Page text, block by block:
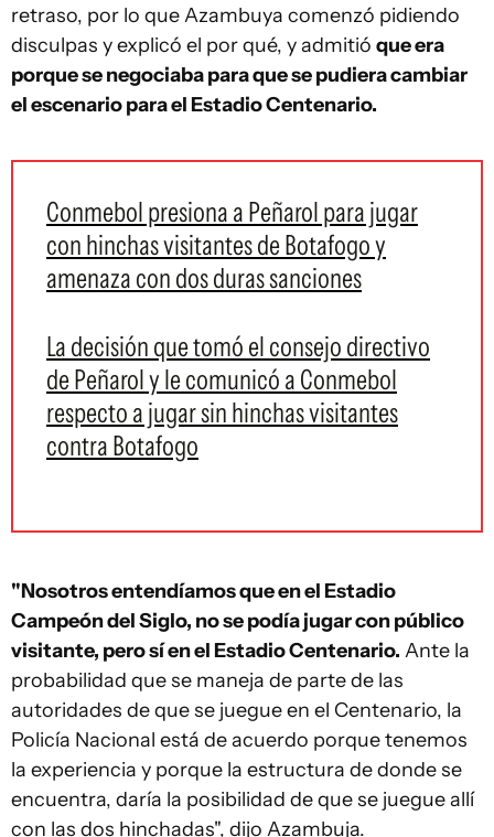
retraso, por lo que Azambuya comenzó pidiendo
disculpas y explicó el por qué, y admitió que era
porque se negociaba para que se pudiera cambiar
el escenario para el Estadio Centenario.
Conmebol presiona a Peñarol para jugar
con hinchas visitantes de Botafogo y
amenaza con dos duras sanciones
La decisión que tomó el consejo directivo
de Peñarol y le comunicó a Conmebol
respecto a jugar sin hinchas visitantes
contra Botafogo
"Nosotros entendíamos que en el Estadio
Campeón del Siglo, no se podía jugar con público
visitante, pero sí en el Estadio Centenario. Ante la
probabilidad que se maneja de parte de las
autoridades de que se juegue en el Centenario, la
Policía Nacional está de acuerdo porque tenemos
la experiencia y porque la estructura de donde se
encuentra, daría la posibilidad de que se juegue allí
con las dos hinchadas", dijo Azambuja.